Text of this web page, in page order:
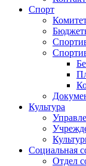
Спорт
Культура
Социальная
Отдел